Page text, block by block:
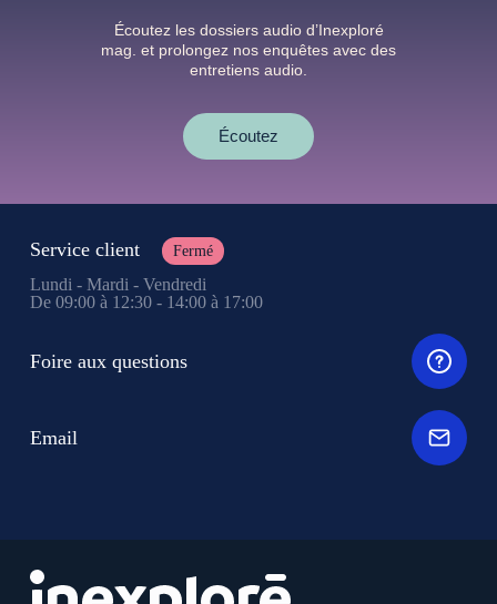
Écoutez les dossiers audio d’Inexploré
mag. et prolongez nos enquêtes avec des
entretiens audio.
Écoutez
Service client Fermé
Lundi - Mardi - Vendredi
De 09:00 à 12:30 - 14:00 à 17:00
Foire aux questions
Email